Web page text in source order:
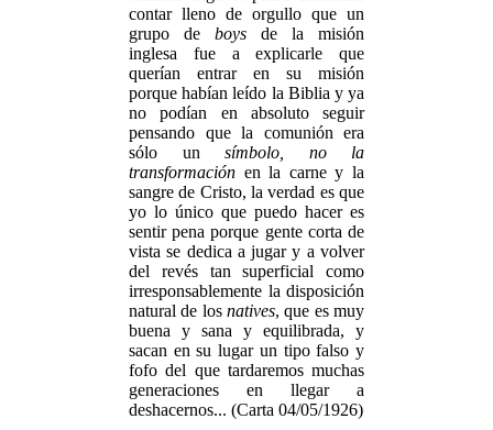
contar lleno de orgullo que un
grupo de boys de la misión
inglesa fue a explicarle que
querían entrar en su misión
porque habían leído la Biblia y ya
no podían en absoluto seguir
pensando que la comunión era
sólo un símbolo, no la
transformación en la carne y la
sangre de Cristo, la verdad es que
yo lo único que puedo hacer es
sentir pena porque gente corta de
vista se dedica a jugar y a volver
del revés tan superficial como
irresponsablemente la disposición
natural de los natives, que es muy
buena y sana y equilibrada, y
sacan en su lugar un tipo falso y
fofo del que tardaremos muchas
generaciones en llegar a
deshacernos... (Carta 04/05/1926)